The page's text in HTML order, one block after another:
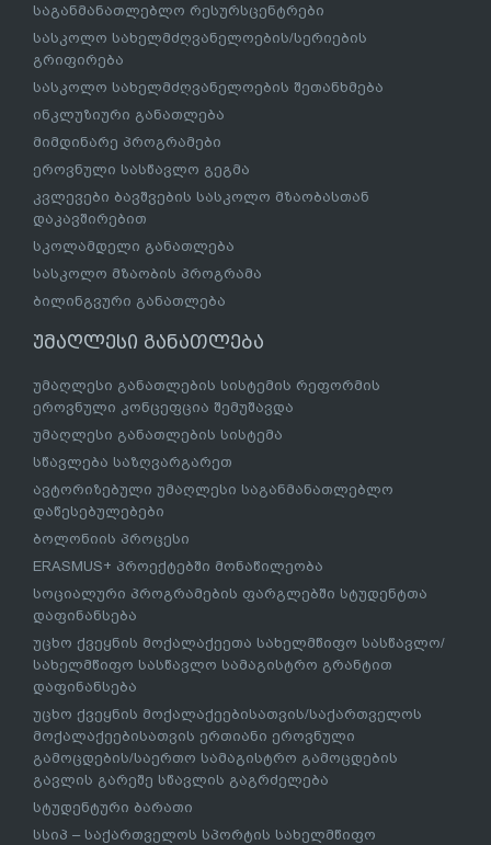
საგანმანათლებლო რესურსცენტრები
სასკოლო სახელმძღვანელოების/სერიების
გრიფირება
სასკოლო სახელმძღვანელოების შეთანხმება
ინკლუზიური განათლება
მიმდინარე პროგრამები
ეროვნული სასწავლო გეგმა
კვლევები ბავშვების სასკოლო მზაობასთან
დაკავშირებით
სკოლამდელი განათლება
სასკოლო მზაობის პროგრამა
ბილინგვური განათლება
უმაღლესი განათლება
უმაღლესი განათლების სისტემის რეფორმის
ეროვნული კონცეფცია შემუშავდა
უმაღლესი განათლების სისტემა
სწავლება საზღვარგარეთ
ავტორიზებული უმაღლესი საგანმანათლებლო
დაწესებულებები
ბოლონიის პროცესი
ERASMUS+ პროექტებში მონაწილეობა
სოციალური პროგრამების ფარგლებში სტუდენტთა
დაფინანსება
უცხო ქვეყნის მოქალაქეეთა სახელმწიფო სასწავლო/
სახელმწიფო სასწავლო სამაგისტრო გრანტით
დაფინანსება
უცხო ქვეყნის მოქალაქეებისათვის/საქართველოს
მოქალაქეებისათვის ერთიანი ეროვნული
გამოცდების/საერთო სამაგისტრო გამოცდების
გავლის გარეშე სწავლის გაგრძელება
სტუდენტური ბარათი
სსიპ – საქართველოს სპორტის სახელმწიფო